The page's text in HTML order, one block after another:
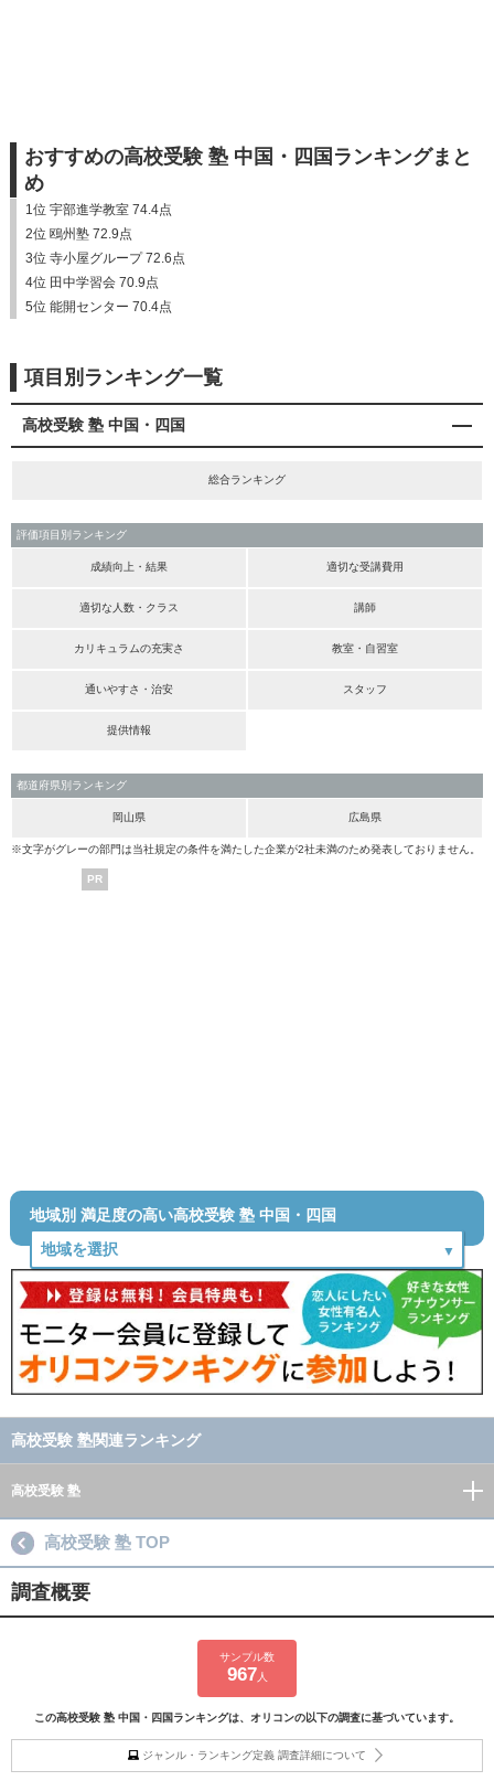
おすすめの高校受験 塾 中国・四国ランキングまと
め
1位 宇部進学教室 74.4点
2位 鴎州塾 72.9点
3位 寺小屋グループ 72.6点
4位 田中学習会 70.9点
5位 能開センター 70.4点
項目別ランキング一覧
高校受験 塾 中国・四国
総合ランキング
評価項目別ランキング
成績向上・結果 適切な受講費用
適切な人数・クラス 講師
カリキュラムの充実さ 教室・自習室
通いやすさ・治安 スタッフ
提供情報
都道府県別ランキング
岡山県 広島県
※文字がグレーの部門は当社規定の条件を満たした企業が2社未満のため発表しておりません。
PR
地域別 満足度の高い高校受験 塾 中国・四国
高校受験 塾関連ランキング
高校受験 塾
高校受験 塾 TOP
調査概要
サンプル数
967 人
この高校受験 塾 中国・四国ランキングは、オリコンの以下の調査に基づいています。
ジャンル・ランキング定義 調査詳細について